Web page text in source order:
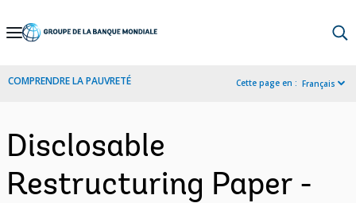
Skip
Navigation
COMPRENDRE LA PAUVRETÉ Cette page en : Français
Disclosable
Restructuring Paper -